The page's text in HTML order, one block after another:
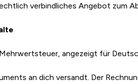
verbindliches Angebot zum
angezeigt für
an dich versandt. Der